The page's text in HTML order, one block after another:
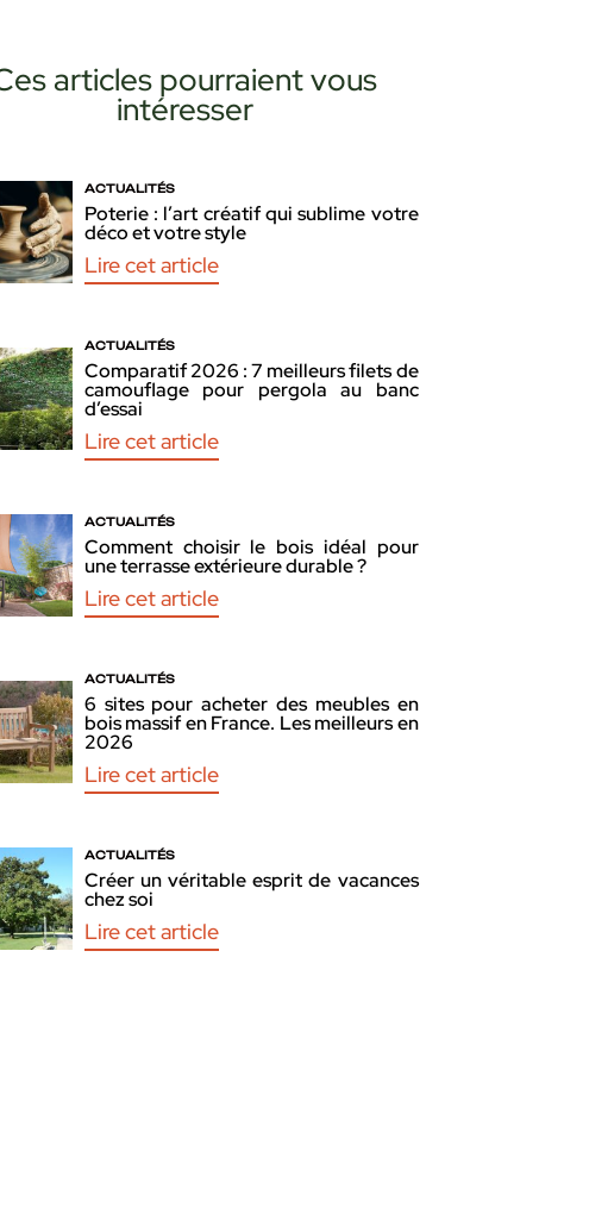
articles pourraient vous
intéresser
ACTUALITÉS
Poterie : l’art créatif qui sublime votre
déco et votre style
Lire cet article
ACTUALITÉS
Comparatif 2026 : 7 meilleurs filets de
camouflage pour pergola au banc
d’essai
Lire cet article
ACTUALITÉS
Comment choisir le bois idéal pour
une terrasse extérieure durable ?
Lire cet article
ACTUALITÉS
6 sites pour acheter des meubles en
bois massif en France. Les meilleurs en
2026
Lire cet article
ACTUALITÉS
Créer un véritable esprit de vacances
chez soi
Lire cet article